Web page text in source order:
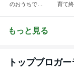
のおうちでご
育て
もっと見る
トップブロガ